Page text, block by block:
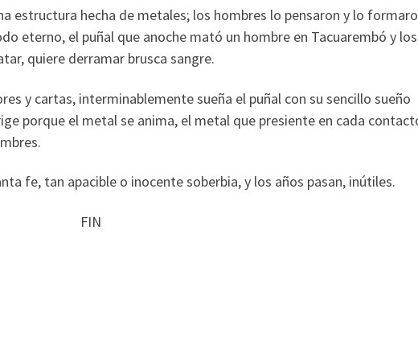
estructura hecha de metales; los hombres lo pensaron y lo
eterno, el puñal que anoche mató un hombre en Tacuarembó y los
quiere derramar brusca sangre.
y cartas, interminablemente sueña el puñal con su sencillo sueño
porque el metal se anima, el metal que presiente en cada
fe, tan apacible o inocente soberbia, y los años pasan, inútiles.